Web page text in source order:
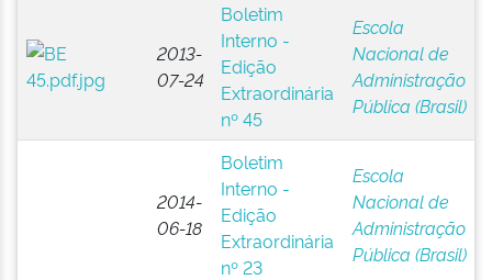
2013-
07-24
Boletim
Interno -
Edição
Extraordinária
nº 45
Escola
Nacional de
Administração
Pública (Brasil)
2014-
06-18
Boletim
Interno -
Edição
Extraordinária
nº 23
Escola
Nacional de
Administração
Pública (Brasil)